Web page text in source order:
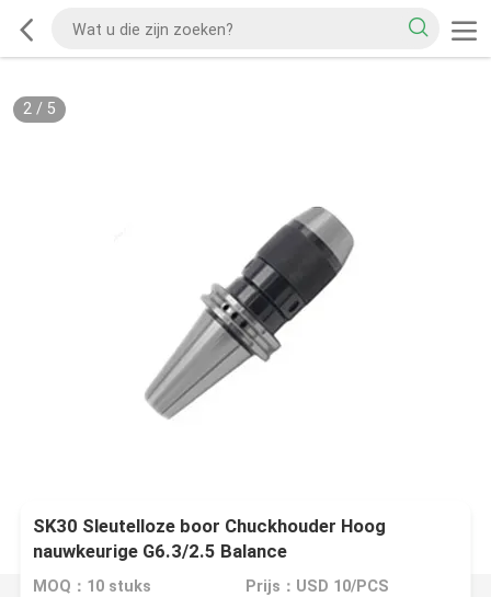
2/ 5
SK30 Sleutelloze boor Chuckhouder Hoog
nauwkeurige G6.3/2.5 Balance
MOQ：10 stuks Prijs：USD 10/PCS